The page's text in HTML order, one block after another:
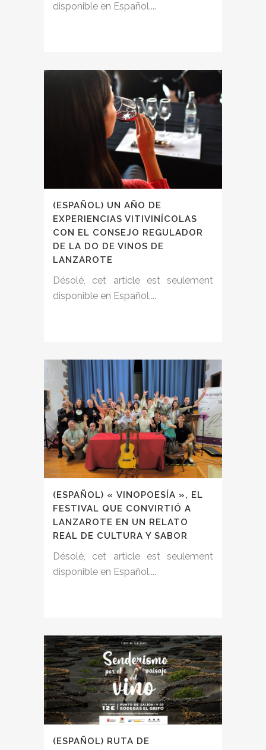
disponible en Español....
(ESPAÑOL) UN AÑO DE
EXPERIENCIAS VITIVINÍCOLAS
CON EL CONSEJO REGULADOR
DE LA DO DE VINOS DE
LANZAROTE
Désolé, cet article est seulement
disponible en Español....
(ESPAÑOL) « VINOPOESÍA », EL
FESTIVAL QUE CONVIRTIÓ A
LANZAROTE EN UN RELATO
REAL DE CULTURA Y SABOR
Désolé, cet article est seulement
disponible en Español....
(ESPAÑOL) RUTA DE